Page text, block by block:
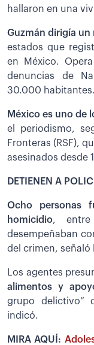
hallaron en una
Guzmán dirigía un
estados que
en México.
denuncias de
30.000 habitantes.
México es uno de
el periodismo,
Fronteras (RSF),
asesinados desde
DETIENEN A
Ocho personas
homicidio, entre
desempeñaban
del crimen, señaló
Los agentes
alimentos y
grupo delictivo”
indicó.
MIRA AQUÍ: